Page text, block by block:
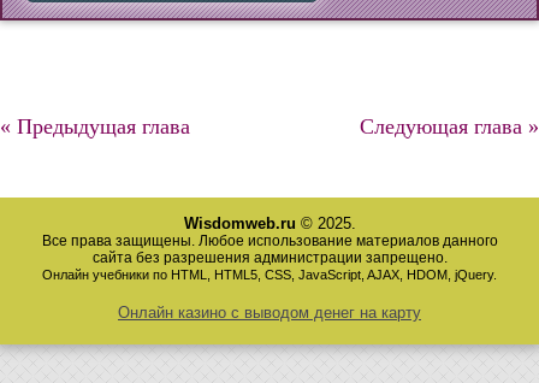
« Предыдущая глава Следующая глава »
Wisdomweb.ru © 2025.
Все права защищены. Любое использование материалов данного
сайта без разрешения администрации запрещено.
Онлайн учебники по HTML, HTML5, CSS, JavaScript, AJAX, HDOM, jQuery.
Онлайн казино с выводом денег на карту